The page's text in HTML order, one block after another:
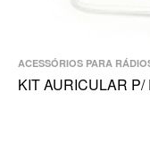
ACESSÓRIOS PARA
KIT AURICULAR